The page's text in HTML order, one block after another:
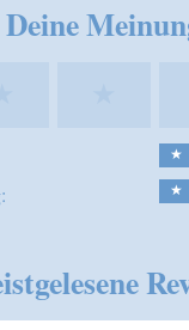
Deine
★
★